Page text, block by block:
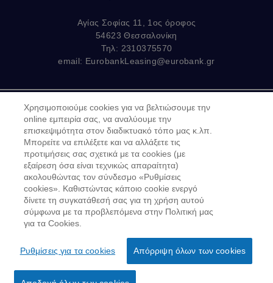
Αγίας Σοφίας 11, 1ος όροφος
54623 Θεσσαλονίκη
Τηλ: 2310375570
email: EurobankLeasing@eurobank.gr
Copyright © 2019
Όροι Χρήσης
Προσωπικά δεδομένα στον Διαδικτυακό Τόπο
GDPR - Προσωπικά Δεδομένα
Πολιτική Cookies
Κώδικας Δεοντολογίας Ν.4224/2013
Χρησιμοποιούμε cookies για να βελτιώσουμε την
online εμπειρία σας, να αναλύουμε την
επισκεψιμότητα στον διαδικτυακό τόπο μας κ.λπ.
Μπορείτε να επιλέξετε και να αλλάξετε τις
προτιμήσεις σας σχετικά με τα cookies (με
εξαίρεση όσα είναι τεχνικώς απαραίτητα)
ακολουθώντας τον σύνδεσμο «Ρυθμίσεις
cookies». Καθιστώντας κάποιο cookie ενεργό
δίνετε τη συγκατάθεσή σας για τη χρήση αυτού
σύμφωνα με τα προβλεπόμενα στην Πολιτική μας
για τα Cookies.
Ρυθμίσεις για τα cookies Απόρριψη όλων των cookies